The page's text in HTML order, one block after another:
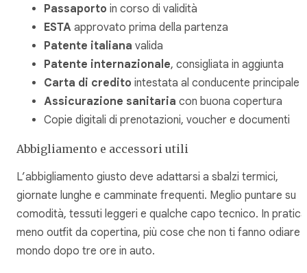
Passaporto in corso di validità
ESTA approvato prima della partenza
Patente italiana valida
Patente internazionale, consigliata in aggiunta
Carta di credito intestata al conducente principale
Assicurazione sanitaria con buona copertura
Copie digitali di prenotazioni, voucher e documenti
Abbigliamento e accessori utili
L’abbigliamento giusto deve adattarsi a sbalzi termici,
giornate lunghe e camminate frequenti. Meglio puntare su
comodità, tessuti leggeri e qualche capo tecnico. In
meno outfit da copertina, più cose che non ti fanno odiare il
mondo dopo tre ore in auto.